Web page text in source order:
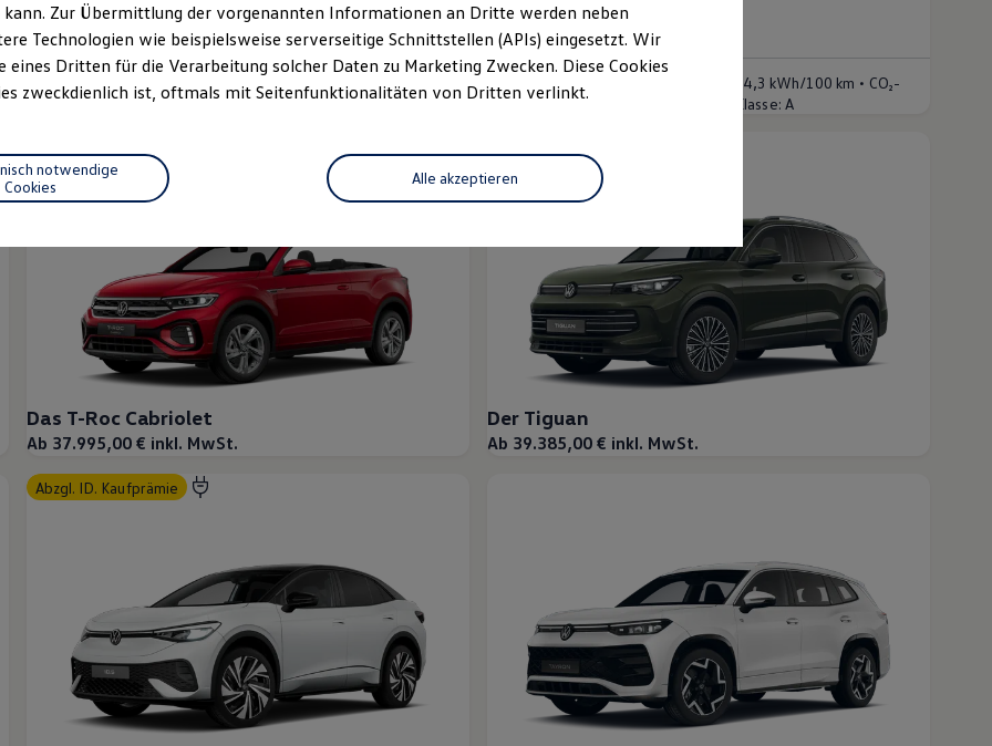
Der T-Cross
Ab 25.280,00 € inkl. MwSt.
Der neue ID. Cross
Ab 36.525,00 € inkl. MwSt.
Energieverbrauch kombiniert: 16,9 - 14,3 kWh/100 km • CO₂-
Emissionen kombiniert:
CO₂-Klasse: A
Das T-Roc Cabriolet
Ab 37.995,00 € inkl. MwSt.
Der Tiguan
Ab 39.385,00 € inkl. MwSt.
abzgl. ID. Kaufprämie
kann. Zur Übermittlung der vorgenannten Informationen an Dritte werden neben
Technologien wie beispielsweise serverseitige Schnittstellen (APIs) eingesetzt. Wir
eines Dritten für die Verarbeitung solcher Daten zu Marketing Zwecken. Diese Cookies
zweckdienlich ist, oftmals mit Seitenfunktionalitäten von Dritten verlinkt.
Alle akzeptieren
notwendige
Cookies